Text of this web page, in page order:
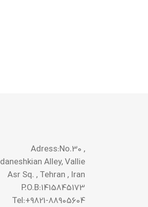
Adress:No.30 ,
daneshkian Alley, Vallie
Asr Sq. , Tehran , Iran
P.O.B:1415845173
Tel:+9821-88905604